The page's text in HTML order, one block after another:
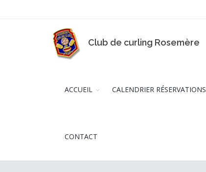
Club de curling Rosemère
ACCUEIL CALENDRIER RÉSERVATIONS
CONTACT